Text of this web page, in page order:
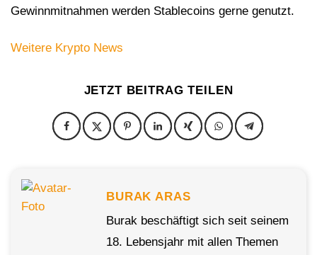
Gewinnmitnahmen werden Stablecoins gerne genutzt.
Weitere Krypto News
JETZT BEITRAG TEILEN
BURAK ARAS
Burak beschäftigt sich seit seinem
18. Lebensjahr mit allen Themen